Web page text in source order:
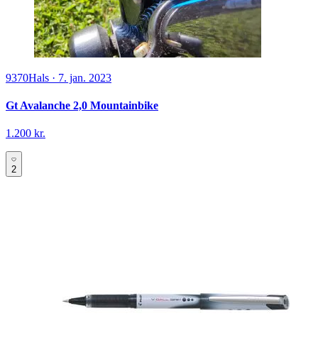
9370Hals · 7. jan. 2023
Gt Avalanche 2,0 Mountainbike
1.200 kr.
2